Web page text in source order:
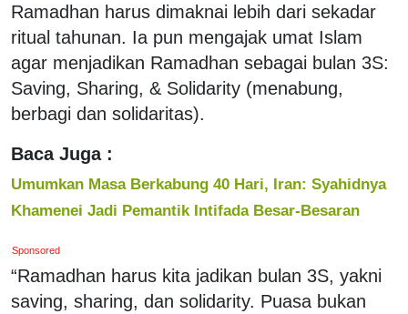
Ramadhan harus dimaknai lebih dari sekadar
ritual tahunan. Ia pun mengajak umat Islam
agar menjadikan Ramadhan sebagai bulan 3S:
Saving, Sharing, & Solidarity (menabung,
berbagi dan solidaritas).
Baca Juga :
Umumkan Masa Berkabung 40 Hari, Iran: Syahidnya
Khamenei Jadi Pemantik Intifada Besar-Besaran
Sponsored
“Ramadhan harus kita jadikan bulan 3S, yakni
saving, sharing, dan solidarity. Puasa bukan